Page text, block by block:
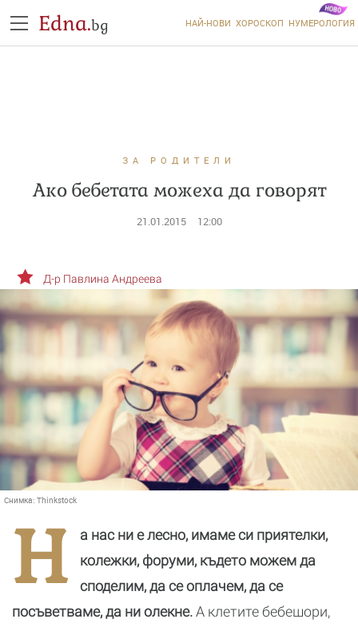
Edna.bg НАЙ-НОВИ ХОРОСКОП НУМЕРОЛОГИЯ
ЗА РОДИТЕЛИ
Ако бебетата можеха да говорят
21.01.2015 12:00
Снимка: Thinkstock
Д-р Павлина Андреева
Н
а нас ни е лесно, имаме си приятелки,
колежки, форуми, където можем да
споделим, да се оплачем, да се
посъветваме, да ни олекне.А клетите бебешори,